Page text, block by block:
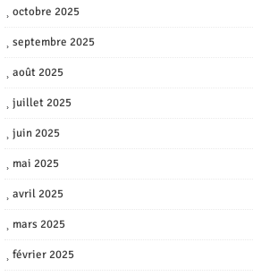
octobre 2025
septembre 2025
août 2025
juillet 2025
juin 2025
mai 2025
avril 2025
mars 2025
février 2025